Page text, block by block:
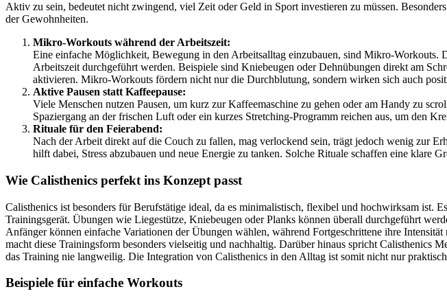
Aktiv zu sein, bedeutet nicht zwingend, viel Zeit oder Geld in Sport investieren zu müssen.
der Gewohnheiten.
Mikro-Workouts während der Arbeitszeit:
Eine einfache Möglichkeit, Bewegung in den Arbeitsalltag einzubauen, sind Mikro-
Arbeitszeit durchgeführt werden. Beispiele sind Kniebeugen oder Dehnübungen direkt am
aktivieren. Mikro-Workouts fördern nicht nur die Durchblutung, sondern wirken sich auch
Aktive Pausen statt Kaffeepause:
Viele Menschen nutzen Pausen, um kurz zur Kaffeemaschine zu gehen oder am Handy zu
Spaziergang an der frischen Luft oder ein kurzes Stretching-Programm reichen aus, um den
Rituale für den Feierabend:
Nach der Arbeit direkt auf die Couch zu fallen, mag verlockend sein, trägt jedoch wenig zur
hilft dabei, Stress abzubauen und neue Energie zu tanken. Solche Rituale schaffen eine klare
Wie Calisthenics perfekt ins Konzept passt
Calisthenics ist besonders für Berufstätige ideal, da es minimalistisch, flexibel und hochwirksam ist.
Trainingsgerät. Übungen wie Liegestütze, Kniebeugen oder Planks können überall durchgeführt
Anfänger können einfache Variationen der Übungen wählen, während Fortgeschrittene ihre
macht diese Trainingsform besonders vielseitig und nachhaltig. Darüber hinaus spricht Calisthenics
das Training nie langweilig. Die Integration von Calisthenics in den Alltag ist somit nicht nur
Beispiele für einfache Workouts